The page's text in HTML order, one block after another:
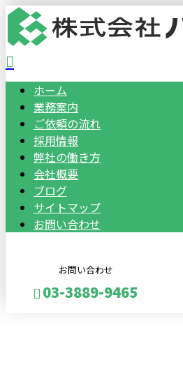
ホーム
業務案内
ご依頼の流れ
採用情報
弊社の働き方
会社概要
ブログ
サイトマップ
お問い合わせ
お問い合わせ
03-3889-9465